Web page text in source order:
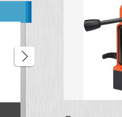
Алмазные коронки